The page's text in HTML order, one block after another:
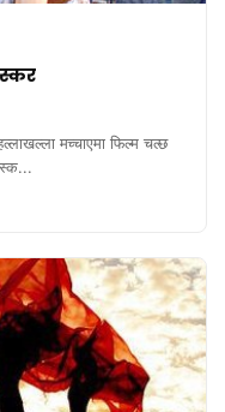
मच्चाएमा फिल्म चल्छ